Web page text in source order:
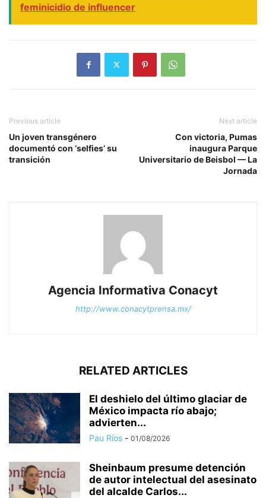
feminicidio de influencer
Previous article
Un joven transgénero
documentó con ‘selfies’ su
transición
Next article
Con victoria, Pumas
inaugura Parque
Universitario de Beisbol — La
Jornada
Agencia Informativa Conacyt
http://www.conacytprensa.mx/
RELATED ARTICLES
El deshielo del último glaciar de
México impacta río abajo;
advierten...
Pau Ríos - 01/08/2026
Sheinbaum presume detención
de autor intelectual del asesinato
del alcalde Carlos...